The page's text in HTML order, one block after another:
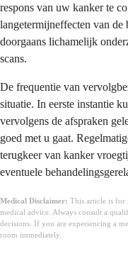
respons van uw kanker te
langetermijneffecten van
doorgaans lichamelijk
scans.
De frequentie van
situatie. In eerste instantie
vervolgens de afspraken
goed met u gaat.
terugkeer van kanker
eventuele
Medical Disclaimer: This article is for
medical advice. Always consult a
decisions. If you are experiencing a
room immediately.